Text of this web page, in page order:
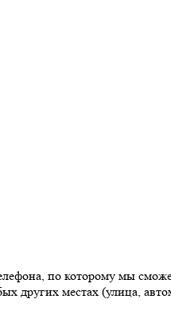
по которому мы
других местах (улица,